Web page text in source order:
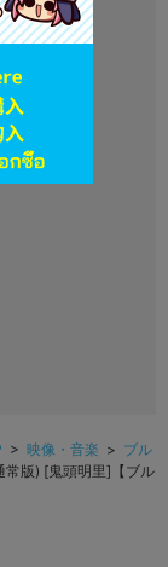
> 映像・音楽 > ブル
版) [鬼頭明里]【ブル